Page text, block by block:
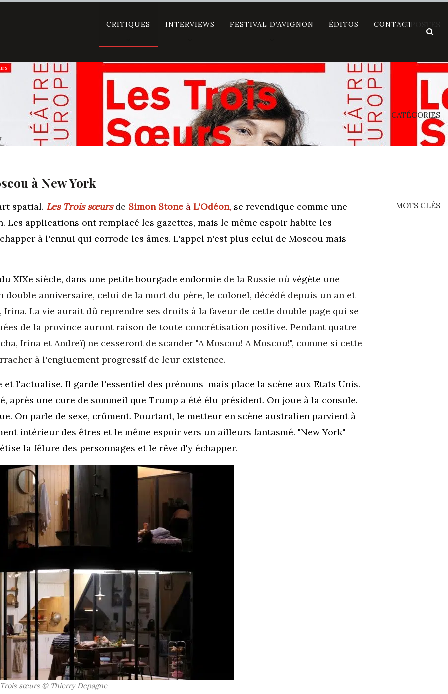
DES POSTES
CATÉGORIES
MOTS CLÉS
CRITIQUES INTERVIEWS FESTIVAL D’AVIGNON ÉDITOS CONTACT
à New York
spatial. Les Trois sœurs de Simon Stone à L'Odéon, se revendique comme une
Les applications ont remplacé les gazettes, mais le même espoir habite les
à l'ennui qui corrode les âmes. L'appel n'est plus celui de Moscou mais
du XIXe siècle, dans une petite bourgade endormie de la Russie où végète une
double anniversaire, celui de la mort du père, le colonel, décédé depuis un an et
La vie aurait dû reprendre ses droits à la faveur de cette double page qui se
de la province auront raison de toute concrétisation positive. Pendant quatre
Irina et Andreï) ne cesseront de scander "A Moscou! A Moscou!", comme si cette
à l'engluement progressif de leur existence.
l'actualise. Il garde l'essentiel des prénoms mais place la scène aux Etats Unis.
après une cure de sommeil que Trump a été élu président. On joue à la console.
On parle de sexe, crûment. Pourtant, le metteur en scène australien parvient à
intérieur des êtres et le même espoir vers un ailleurs fantasmé. "New York"
la fêlure des personnages et le rêve d'y échapper.
sœurs © Thierry Depagne